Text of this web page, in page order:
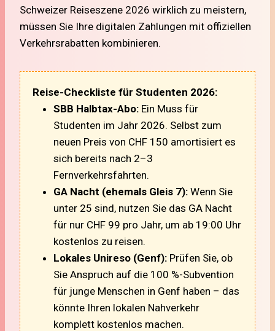
Schweizer Reiseszene 2026 wirklich zu meistern,
müssen Sie Ihre digitalen Zahlungen mit offiziellen
Verkehrsrabatten kombinieren.
Reise-Checkliste für Studenten 2026:
SBB Halbtax-Abo: Ein Muss für
Studenten im Jahr 2026. Selbst zum
neuen Preis von CHF 150 amortisiert es
sich bereits nach 2–3
Fernverkehrsfahrten.
GA Nacht (ehemals Gleis 7): Wenn Sie
unter 25 sind, nutzen Sie das GA Nacht
für nur CHF 99 pro Jahr, um ab 19:00 Uhr
kostenlos zu reisen.
Lokales Unireso (Genf): Prüfen Sie, ob
Sie Anspruch auf die 100 %-Subvention
für junge Menschen in Genf haben – das
könnte Ihren lokalen Nahverkehr
komplett kostenlos machen.